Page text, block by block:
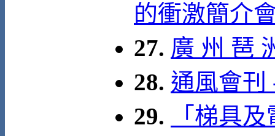
的衝激簡介
27. 廣 州 琶
28. 通風會刊
29.
「梯具